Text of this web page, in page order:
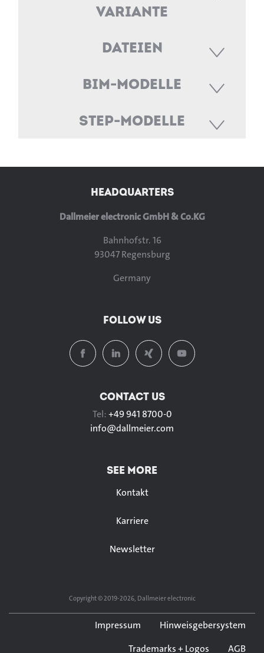
Variante
Dateien
BIM-Modelle
STEP-Modelle
HEADQUARTERS
Dallmeier electronic GmbH & Co.KG
Bahnhofstr. 16
93047 Regensburg
Germany
FOLLOW US
CONTACT US
Tel:+49 941 8700-0
info@dallmeier.com
SEE MORE
Kontakt
Karriere
Newsletter
Copyright © 2019-2026, Dallmeier electronic
Impressum
Hinweisgebersystem
Trademarks + Logos
AGB